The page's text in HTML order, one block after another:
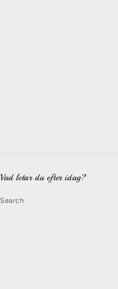
Vad letar du efter idag?
Search